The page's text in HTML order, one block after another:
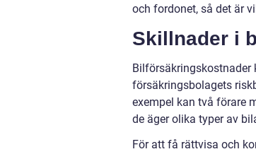
och fordonet, så det är
Skillnader i
Bilförsäkringskostnader
försäkringsbolagets
exempel kan två förare
de äger olika typer av
För att få rättvisa och